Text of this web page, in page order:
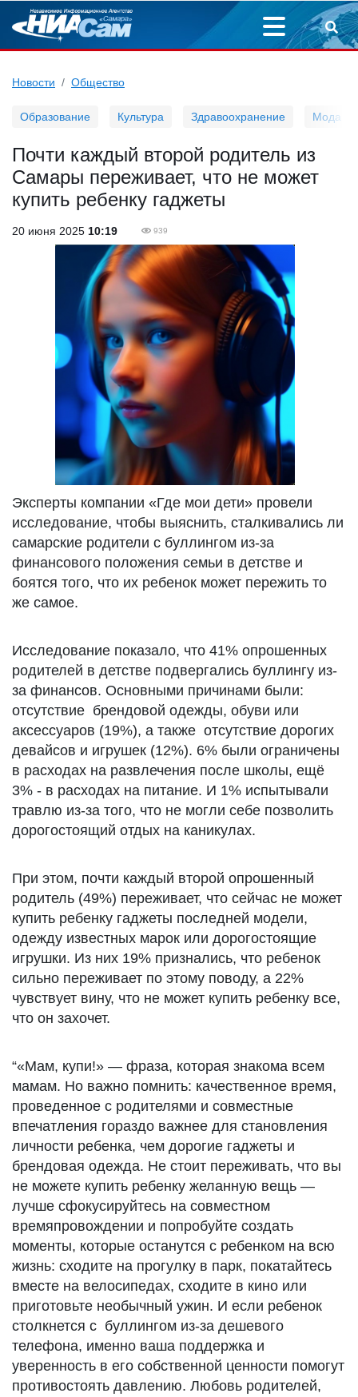
Новости Общество
Образование Культура Здравоохранение Мода
Почти каждый второй родитель из
Самары переживает, что не может
купить ребенку гаджеты
20 июня 2025 10:19 939
Эксперты компании «Где мои дети» провели
исследование, чтобы выяснить, сталкивались ли
самарские родители с буллингом из-за
финансового положения семьи в детстве и
боятся того, что их ребенок может пережить то
же самое.
Исследование показало, что 41% опрошенных
родителей в детстве подвергались буллингу из-
за финансов. Основными причинами были:
отсутствие брендовой одежды, обуви или
аксессуаров (19%), а также отсутствие дорогих
девайсов и игрушек (12%). 6% были ограничены
в расходах на развлечения после школы, ещё
3% - в расходах на питание. И 1% испытывали
травлю из-за того, что не могли себе позволить
дорогостоящий отдых на каникулах.
При этом, почти каждый второй опрошенный
родитель (49%) переживает, что сейчас не может
купить ребенку гаджеты последней модели,
одежду известных марок или дорогостоящие
игрушки. Из них 19% признались, что ребенок
сильно переживает по этому поводу, а 22%
чувствует вину, что не может купить ребенку все,
что он захочет.
“«Мам, купи!» — фраза, которая знакома всем
мамам. Но важно помнить: качественное время,
проведенное с родителями и совместные
впечатления гораздо важнее для становления
личности ребенка, чем дорогие гаджеты и
брендовая одежда. Не стоит переживать, что вы
не можете купить ребенку желанную вещь —
лучше сфокусируйтесь на совместном
времяпровождении и попробуйте создать
моменты, которые останутся с ребенком на всю
жизнь: сходите на прогулку в парк, покатайтесь
вместе на велосипедах, сходите в кино или
приготовьте необычный ужин. И если ребенок
столкнется с буллингом из-за дешевого
телефона, именно ваша поддержка и
уверенность в его собственной ценности помогут
противостоять давлению. Любовь родителей,